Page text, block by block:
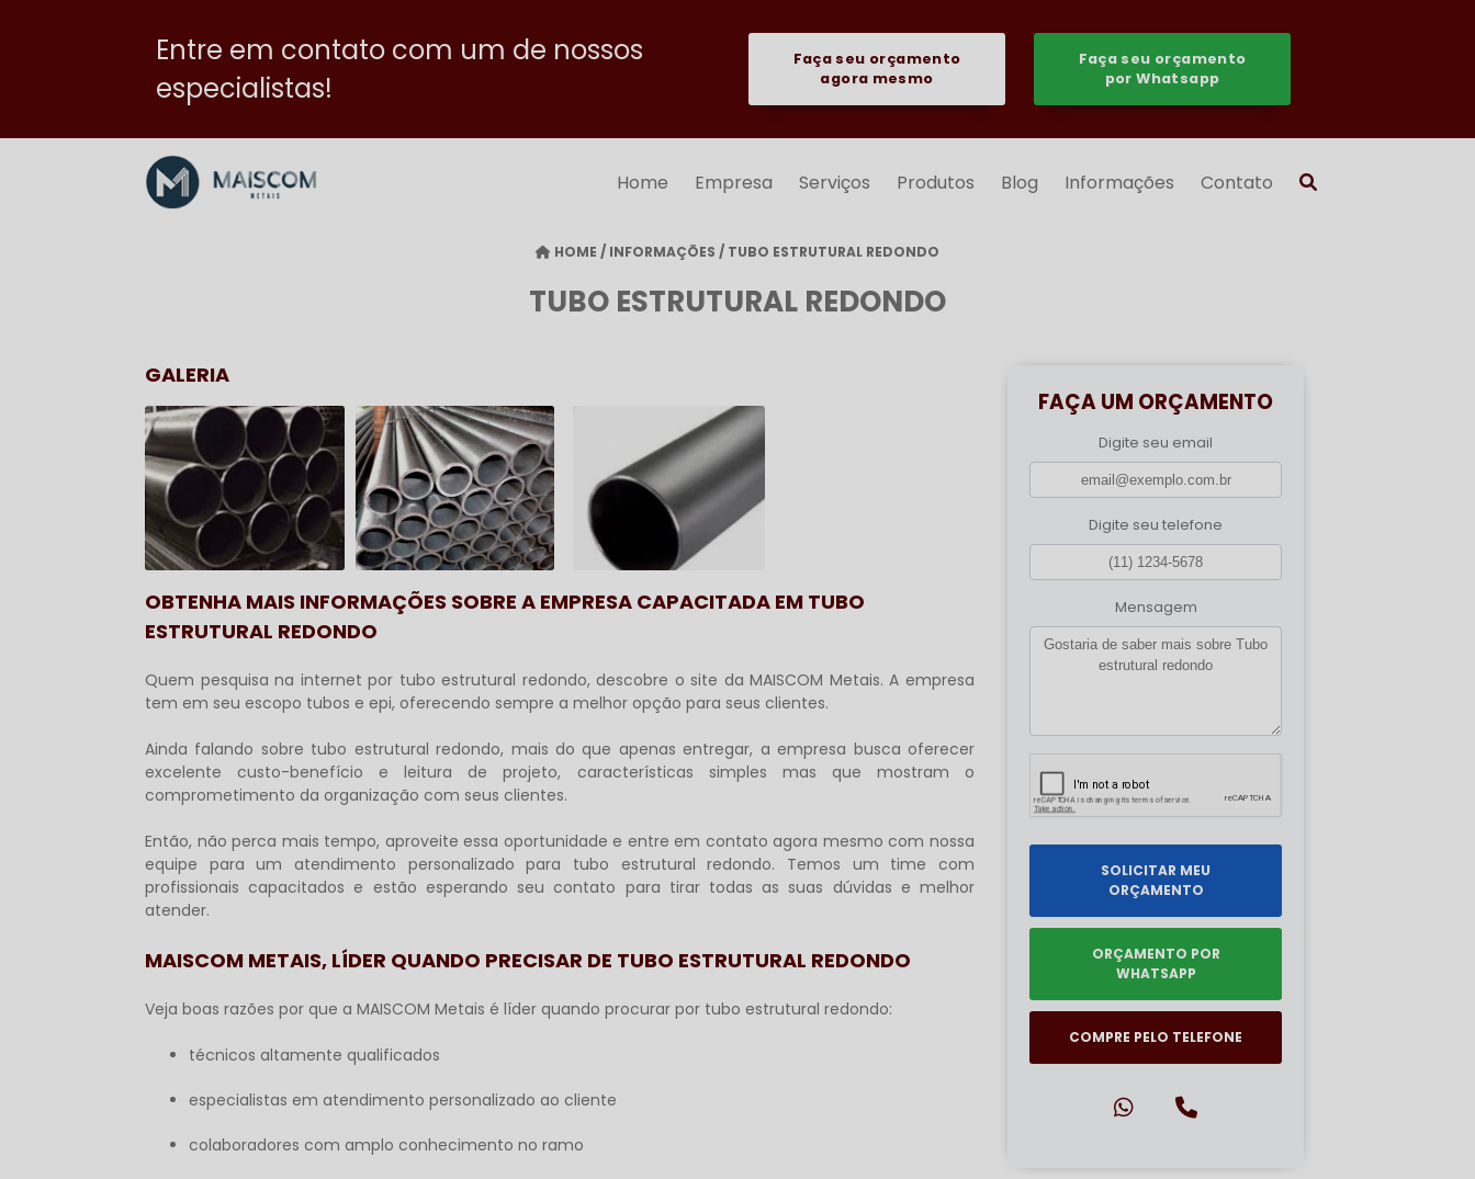
Entre em contato com um de nossos
especialistas!
Faça seu orçamento
agora mesmo
Faça seu orçamento
por Whatsapp
Home Empresa Serviços Produtos Blog Informações Contato
HOME / INFORMAÇÕES / TUBO ESTRUTURAL REDONDO
TUBO ESTRUTURAL REDONDO
GALERIA
OBTENHA MAIS INFORMAÇÕES SOBRE A EMPRESA CAPACITADA EM TUBO
ESTRUTURAL REDONDO
Quem pesquisa na internet por tubo estrutural redondo, descobre o site da MAISCOM Metais. A empresa
tem em seu escopo tubos e epi, oferecendo sempre a melhor opção para seus clientes.
Ainda falando sobre tubo estrutural redondo, mais do que apenas entregar, a empresa busca oferecer
excelente custo-benefício e leitura de projeto, características simples mas que mostram o
comprometimento da organização com seus clientes.
Então, não perca mais tempo, aproveite essa oportunidade e entre em contato agora mesmo com nossa
equipe para um atendimento personalizado para tubo estrutural redondo. Temos um time com
profissionais capacitados e estão esperando seu contato para tirar todas as suas dúvidas e melhor
atender.
MAISCOM METAIS, LÍDER QUANDO PRECISAR DE TUBO ESTRUTURAL REDONDO
Veja boas razões por que a MAISCOM Metais é líder quando procurar por tubo estrutural redondo:
técnicos altamente qualificados
especialistas em atendimento personalizado ao cliente
colaboradores com amplo conhecimento no ramo
FAÇA UM ORÇAMENTO
Digite seu email
Digite seu telefone
Mensagem
SOLICITAR MEU
ORÇAMENTO
ORÇAMENTO POR
WHATSAPP
COMPRE PELO TELEFONE